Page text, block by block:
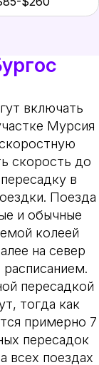
включать
Мурсия
скорость до
в
Поезда
и обычные
колеей
на север
пересадкой
тогда как
примерно 7
пересадок
всех поездах